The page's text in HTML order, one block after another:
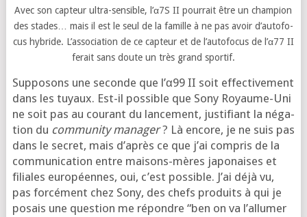
Avec son cap­teur ultra-sen­sible, l’α7S II pour­rait être un cham­pion
des stades… mais il est le seul de la famille à ne pas avoir d’au­to­fo­
cus hybride. L’as­so­cia­tion de ce cap­teur et de l’au­to­fo­cus de l’α77 II
ferait sans doute un très grand sportif.
Sup­po­sons une seconde que l’α99 II soit effec­ti­ve­ment
dans les tuyaux. Est-il pos­sible que Sony Royaume-Uni
ne soit pas au cou­rant du lan­ce­ment, jus­ti­fiant la néga­
tion du com­mu­ni­ty mana­ger? Là encore, je ne suis pas
dans le secret, mais d’a­près ce que j’ai com­pris de la
com­mu­ni­ca­tion entre mai­sons-mères japo­naises et
filiales euro­péennes, oui, c’est pos­sible. J’ai déjà vu,
pas for­cé­ment chez Sony, des chefs pro­duits à qui je
posais une ques­tion me répondre “ben on va l’al­lu­mer